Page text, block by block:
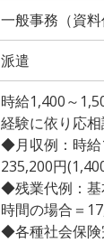
一般事務（資料
派遣
時給1,400～
経験に依り応相
◆月収例：時給
235,200円
◆残業代例：基
時間の場合＝
◆各種社会保険